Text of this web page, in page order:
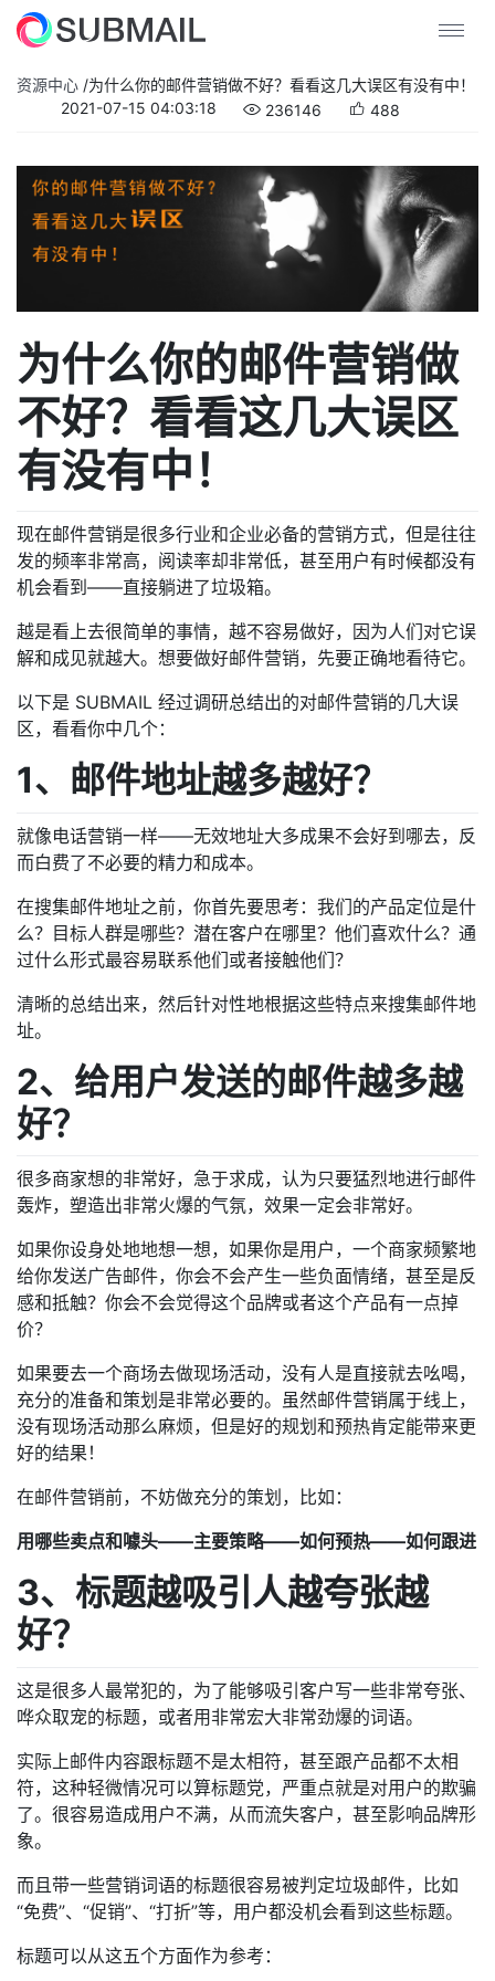
资源中心 /为什么你的邮件营销做不好？看看这几大误区有没有中！
2021-07-15 04:03:18
236146 488
为什么你的邮件营销做
不好？看看这几大误区
有没有中！
现在邮件营销是很多行业和企业必备的营销方式，但是往往
发的频率非常高，阅读率却非常低，甚至用户有时候都没有
机会看到——直接躺进了垃圾箱。
越是看上去很简单的事情，越不容易做好，因为人们对它误
解和成见就越大。想要做好邮件营销，先要正确地看待它。
以下是 SUBMAIL 经过调研总结出的对邮件营销的几大误
区，看看你中几个：
1、邮件地址越多越好？
就像电话营销一样——无效地址大多成果不会好到哪去，反
而白费了不必要的精力和成本。
在搜集邮件地址之前，你首先要思考：我们的产品定位是什
么？目标人群是哪些？潜在客户在哪里？他们喜欢什么？通
过什么形式最容易联系他们或者接触他们？
清晰的总结出来，然后针对性地根据这些特点来搜集邮件地
址。
2、给用户发送的邮件越多越
好？
很多商家想的非常好，急于求成，认为只要猛烈地进行邮件
轰炸，塑造出非常火爆的气氛，效果一定会非常好。
如果你设身处地地想一想，如果你是用户，一个商家频繁地
给你发送广告邮件，你会不会产生一些负面情绪，甚至是反
感和抵触？你会不会觉得这个品牌或者这个产品有一点掉
价？
如果要去一个商场去做现场活动，没有人是直接就去吆喝，
充分的准备和策划是非常必要的。虽然邮件营销属于线上，
没有现场活动那么麻烦，但是好的规划和预热肯定能带来更
好的结果！
在邮件营销前，不妨做充分的策划，比如：
用哪些卖点和噱头——主要策略——如何预热——如何跟进
3、标题越吸引人越夸张越
好？
这是很多人最常犯的，为了能够吸引客户写一些非常夸张、
哗众取宠的标题，或者用非常宏大非常劲爆的词语。
实际上邮件内容跟标题不是太相符，甚至跟产品都不太相
符，这种轻微情况可以算标题党，严重点就是对用户的欺骗
了。很容易造成用户不满，从而流失客户，甚至影响品牌形
象。
而且带一些营销词语的标题很容易被判定垃圾邮件，比如
“免费”、“促销”、“打折”等，用户都没机会看到这些标题。
标题可以从这五个方面作为参考：